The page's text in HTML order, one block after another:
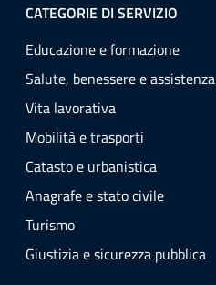
CATEGORIE DI SERVIZIO
Educazione e formazione
Salute, benessere e assistenza
Vita lavorativa
Mobilità e trasporti
Catasto e urbanistica
Anagrafe e stato civile
Turismo
Giustizia e sicurezza pubblica